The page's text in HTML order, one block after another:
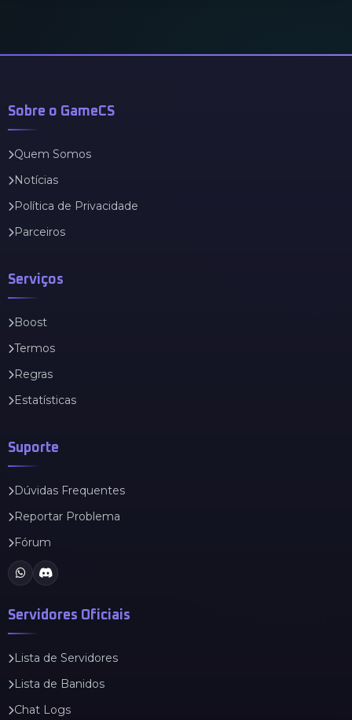
Sobre o GameCS
Quem Somos
Notícias
Política de Privacidade
Parceiros
Serviços
Boost
Termos
Regras
Estatísticas
Suporte
Dúvidas Frequentes
Reportar Problema
Fórum
Servidores Oficiais
Lista de Servidores
Lista de Banidos
Chat Logs